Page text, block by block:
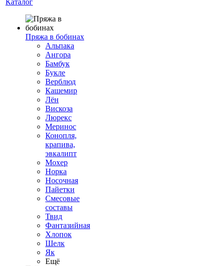
Пряжа в бобинах
Альпака
Ангора
Бамбук
Букле
Верблюд
Кашемир
Лён
Вискоза
Люрекс
Меринос
Конопля,
крапива,
эвкалипт
Мохер
Норка
Носочная
Пайетки
Смесовые
составы
Твид
Фантазийная
Хлопок
Шелк
Як
Ещё